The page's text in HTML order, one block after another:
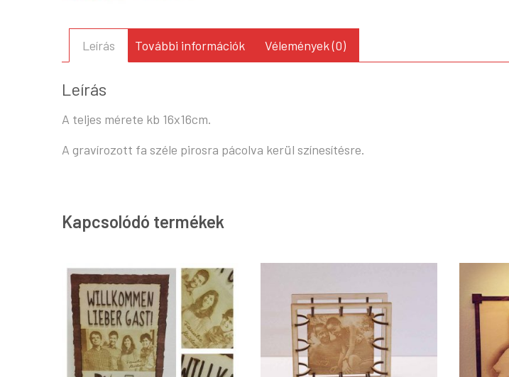
Leírás További információk Vélemények (0)
Leírás
A teljes mérete kb 16x16cm.
A gravírozott fa széle pirosra pácolva kerül színesítésre.
Kapcsolódó termékek